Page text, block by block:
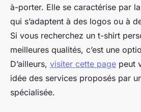
à-porter. Elle se caractérise par
qui s’adaptent à des logos ou à
Si vous recherchez un t-shirt
meilleures qualités, c’est une
D’ailleurs, visiter cette page peut
idée des services proposés par
spécialisée.